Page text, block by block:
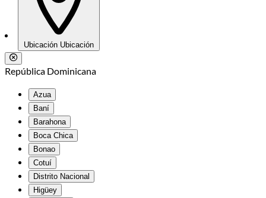
Ubicación Ubicación
República Dominicana
Azua
Baní
Barahona
Boca Chica
Bonao
Cotuí
Distrito Nacional
Higüey